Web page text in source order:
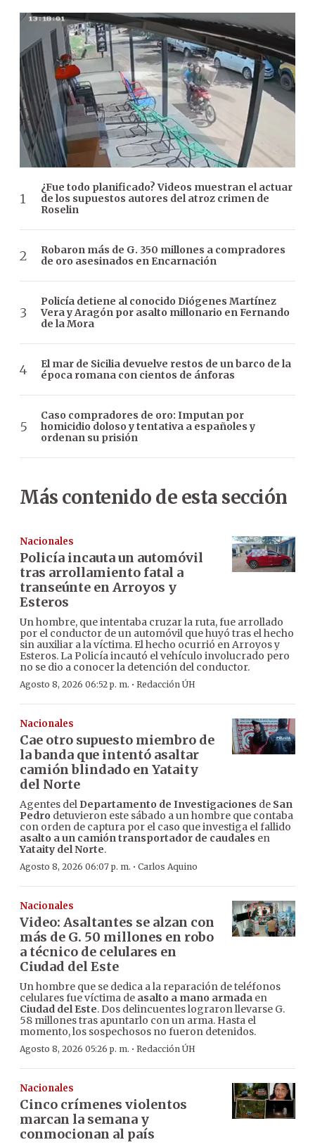
¿Fue todo planificado? Videos muestran el actuar
de los supuestos autores del atroz crimen de
Roselin
Robaron más de G. 350 millones a compradores
de oro asesinados en Encarnación
Policía detiene al conocido Diógenes Martínez
Vera y Aragón por asalto millonario en Fernando
de la Mora
El mar de Sicilia devuelve restos de un barco de la
época romana con cientos de ánforas
Caso compradores de oro: Imputan por
homicidio doloso y tentativa a españoles y
ordenan su prisión
Más contenido de esta sección
Nacionales
Policía incauta un automóvil
tras arrollamiento fatal a
transeúnte en Arroyos y
Esteros
Un hombre, que intentaba cruzar la ruta, fue arrollado
por el conductor de un automóvil que huyó tras el hecho
sin auxiliar a la víctima. El hecho ocurrió en Arroyos y
Esteros. La Policía incautó el vehículo involucrado pero
no se dio a conocer la detención del conductor.
Agosto 8, 2026 06:52 p. m. · Redacción ÚH
Nacionales
Cae otro supuesto miembro de
la banda que intentó asaltar
camión blindado en Yataity
del Norte
Agentes del Departamento de Investigaciones de San
Pedro detuvieron este sábado a un hombre que contaba
con orden de captura por el caso que investiga el fallido
asalto a un camión transportador de caudales en
Yataity del Norte.
Agosto 8, 2026 06:07 p. m. · Carlos Aquino
Nacionales
Video: Asaltantes se alzan con
más de G. 50 millones en robo
a técnico de celulares en
Ciudad del Este
Un hombre que se dedica a la reparación de teléfonos
celulares fue víctima de asalto a mano armada en
Ciudad del Este. Dos delincuentes lograron llevarse G.
58 millones tras apuntarlo con un arma. Hasta el
momento, los sospechosos no fueron detenidos.
Agosto 8, 2026 05:26 p. m. · Redacción ÚH
Nacionales
Cinco crímenes violentos
marcan la semana y
conmocionan al país